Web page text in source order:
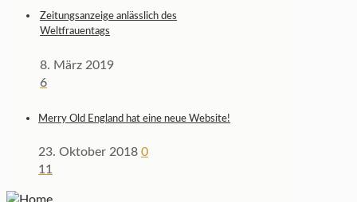
Zeitungsanzeige anlässlich des
Weltfrauentags
8. März 2019
6
Merry Old England hat eine neue Website!
23. Oktober 2018 0
11